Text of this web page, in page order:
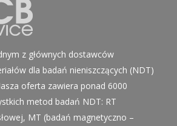
z głównych dostawców
dla badań nieniszczących (NDT)
oferta zawiera ponad 6000
metod badań NDT: RT
MT (badań magnetyczno –